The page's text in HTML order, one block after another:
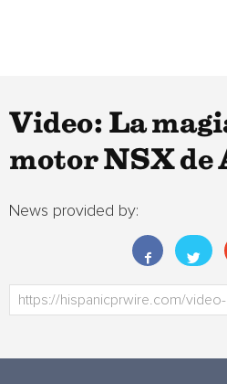
Video: La
motor NSX de
News provided by: